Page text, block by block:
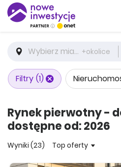
Wybierz miasto +okolice
Filtry (1)
Rynek pierwotny -
dostępne od: 2026
Wyniki (23) Top oferty